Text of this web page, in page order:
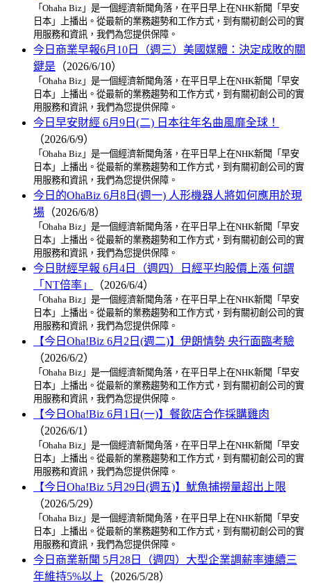
「Ohaha Biz」是一個經濟新聞角落，在平日早上在NHK新聞「早安
日本」上播出。從最新的業務趨勢和工作方式，到有關初創公司的實
用服務和資訊，我們為您提供保障。
今日商業早報6月10日（週三）美國媒體：決定成敗的關
鍵是 （2026/6/10）
「Ohaha Biz」是一個經濟新聞角落，在平日早上在NHK新聞「早安
日本」上播出。從最新的業務趨勢和工作方式，到有關初創公司的實
用服務和資訊，我們為您提供保障。
今日早安財經 6月9日(二) 日本往年名曲風靡全球！
（2026/6/9）
「Ohaha Biz」是一個經濟新聞角落，在平日早上在NHK新聞「早安
日本」上播出。從最新的業務趨勢和工作方式，到有關初創公司的實
用服務和資訊，我們為您提供保障。
今日的OhaBiz 6月8日(週一) 人形機器人將如何應用於現
場 （2026/6/8）
「Ohaha Biz」是一個經濟新聞角落，在平日早上在NHK新聞「早安
日本」上播出。從最新的業務趨勢和工作方式，到有關初創公司的實
用服務和資訊，我們為您提供保障。
今日財經早報 6月4日（週四）日經平均股價上漲 何謂
「NT倍率」
（2026/6/4）
「Ohaha Biz」是一個經濟新聞角落，在平日早上在NHK新聞「早安
日本」上播出。從最新的業務趨勢和工作方式，到有關初創公司的實
用服務和資訊，我們為您提供保障。
【今日Oha!Biz 6月2日(週二)】伊朗情勢 央行面臨考驗
（2026/6/2）
「Ohaha Biz」是一個經濟新聞角落，在平日早上在NHK新聞「早安
日本」上播出。從最新的業務趨勢和工作方式，到有關初創公司的實
用服務和資訊，我們為您提供保障。
【今日Oha!Biz 6月1日(一)】餐飲店合作採購雞肉
（2026/6/1）
「Ohaha Biz」是一個經濟新聞角落，在平日早上在NHK新聞「早安
日本」上播出。從最新的業務趨勢和工作方式，到有關初創公司的實
用服務和資訊，我們為您提供保障。
【今日Oha!Biz 5月29日(週五)】魷魚捕撈量超出上限
（2026/5/29）
「Ohaha Biz」是一個經濟新聞角落，在平日早上在NHK新聞「早安
日本」上播出。從最新的業務趨勢和工作方式，到有關初創公司的實
用服務和資訊，我們為您提供保障。
今日商業新聞 5月28日（週四）大型企業調薪率連續三
年維持5%以上
（2026/5/28）